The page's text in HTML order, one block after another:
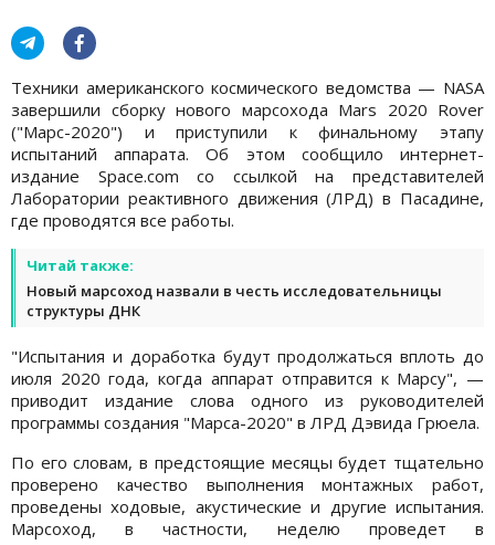
Техники американского космического ведомства — NASA
завершили сборку нового марсохода Mars 2020 Rover
("Марс-2020") и приступили к финальному этапу
испытаний аппарата. Об этом сообщило интернет-
издание Space.com со ссылкой на представителей
Лаборатории реактивного движения (ЛРД) в Пасадине,
где проводятся все работы.
Читай также:
Новый марсоход назвали в честь исследовательницы
структуры ДНК
"Испытания и доработка будут продолжаться вплоть до
июля 2020 года, когда аппарат отправится к Марсу", —
приводит издание слова одного из руководителей
программы создания "Марса-2020" в ЛРД Дэвида Грюела.
По его словам, в предстоящие месяцы будет тщательно
проверено качество выполнения монтажных работ,
проведены ходовые, акустические и другие испытания.
Марсоход, в частности, неделю проведет в